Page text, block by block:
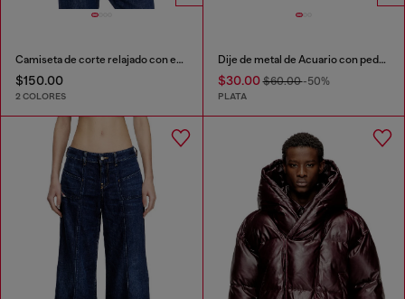
Camiseta de corte relajado con estampados de
$150.00
2 COLORES
Dije de metal de Acuario con pedrería
$30.00$60.00-50%
PLATA